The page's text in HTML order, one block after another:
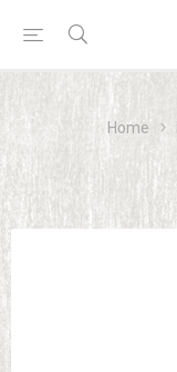
Home